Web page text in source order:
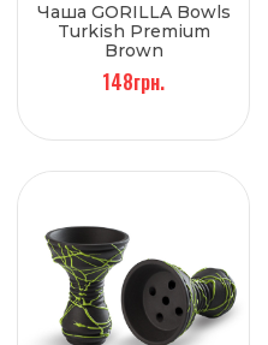
Чаша GORILLA Bowls
Turkish Premium
Brown
148грн.